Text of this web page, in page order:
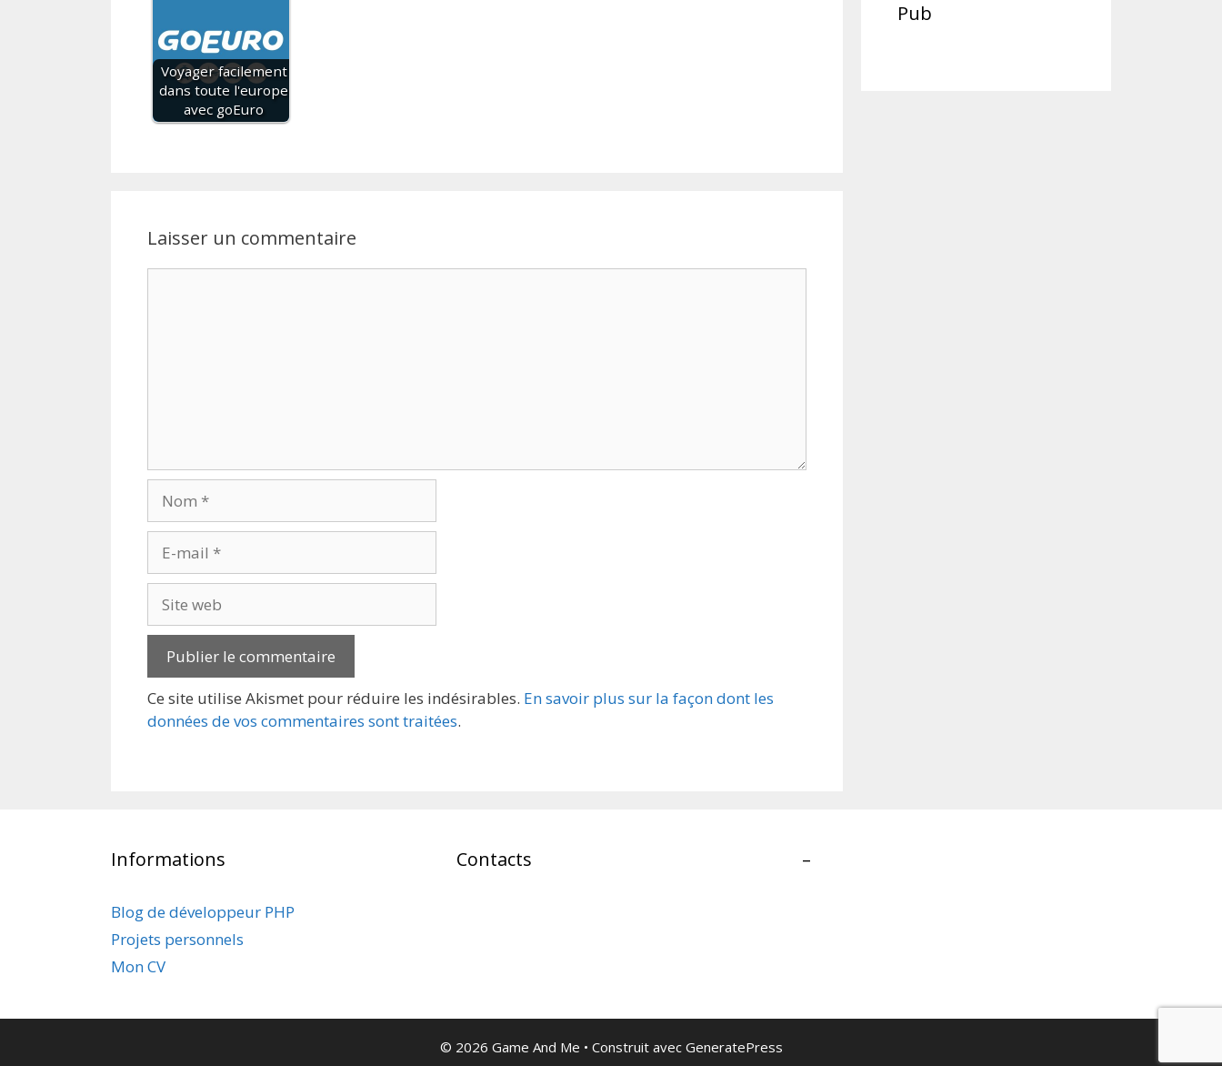
Voyager facilement
dans toute l'europe
avec goEuro
Laisser un commentaire
mail
web
Ce site utilise Akismet pour réduire les indésirables. En savoir plus sur la façon dont les
données de vos commentaires sont traitées.
Pub
Informations
Blog de développeur PHP
Projets personnels
Mon CV
Contacts –
© 2026 Game And Me • Construit avec GeneratePress